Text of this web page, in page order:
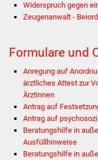
Widerspruch gegen
Zeugenanwalt -
Formulare und
Anregung auf
ärztliches Attest zur
Ärztinnen
Antrag auf
Antrag auf
Beratungshilfe in
Ausfüllhinweise
Beratungshilfe in